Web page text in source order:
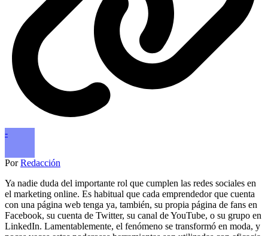
-
PorRedacción
Ya nadie duda del importante rol que cumplen las redes sociales en
el marketing online. Es habitual que cada emprendedor que cuenta
con una página web tenga ya, también, su propia página de fans en
Facebook, su cuenta de Twitter, su canal de YouTube, o su grupo en
LinkedIn. Lamentablemente, el fenómeno se transformó en moda, y